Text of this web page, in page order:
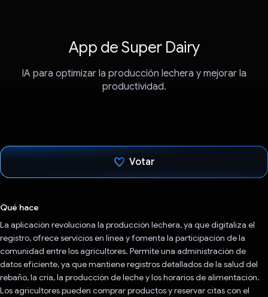
App de Super Dairy
IA para optimizar la producción lechera y mejorar la
productividad.
Votar
Qué hace
La aplicación revoluciona la producción lechera, ya que digitaliza el
registro, ofrece servicios en línea y fomenta la participación de la
comunidad entre los agricultores. Permite una administración de
datos eficiente, ya que mantiene registros detallados de la salud del
rebaño, la cría, la producción de leche y los horarios de alimentación.
Los agricultores pueden comprar productos y reservar citas con el